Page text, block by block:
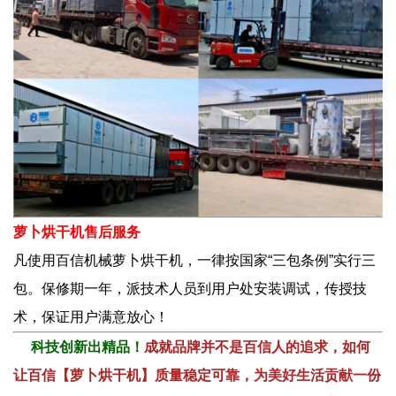
萝卜烘干机售后服务
凡使用百信机械萝卜烘干机 ，一律按国家“三包条例”实行三
包。保修期一年，派技术人员到用户处安装调试，传授技
术，保证用户满意放心！
科技创新出精品！ 成就品牌并不是百信人的追求，如何
让百信【萝卜烘干机】质量稳定可靠，为美好生活贡献一份